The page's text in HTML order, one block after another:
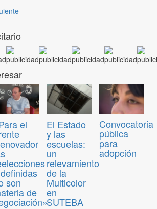
el
son
de
El Estado
y las
escuelas:
un
relevamiento
de la
Multicolor
en
SUTEBA
Convocatoria
pública
para
adopción